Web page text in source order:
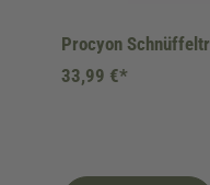
Procyon
33,99 €*